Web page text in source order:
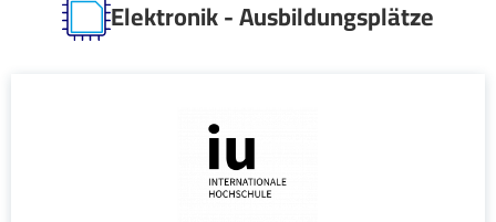
Elektronik - Ausbildungsplätze